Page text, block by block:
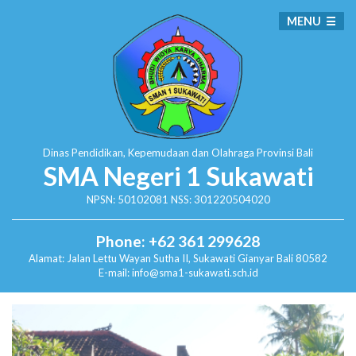
Dinas Pendidikan, Kepemudaan dan Olahraga Provinsi Bali
SMA Negeri 1 Sukawati
NPSN: 50102081 NSS: 301220504020
Phone: +62 361 299628
Alamat: Jalan Lettu Wayan Sutha II, SukawatiGianyar Bali 80582
E-mail: info@sma1-sukawati.sch.id
MENU